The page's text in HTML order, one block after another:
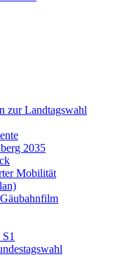
zur Landtagswahl
2035
Mobilität